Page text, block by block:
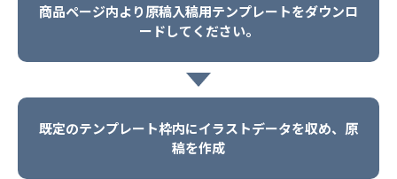
商品ページ内より原稿入稿用テンプレートをダウンロ
ードしてください。
既定のテンプレート枠内にイラストデータを収め、原
稿を作成